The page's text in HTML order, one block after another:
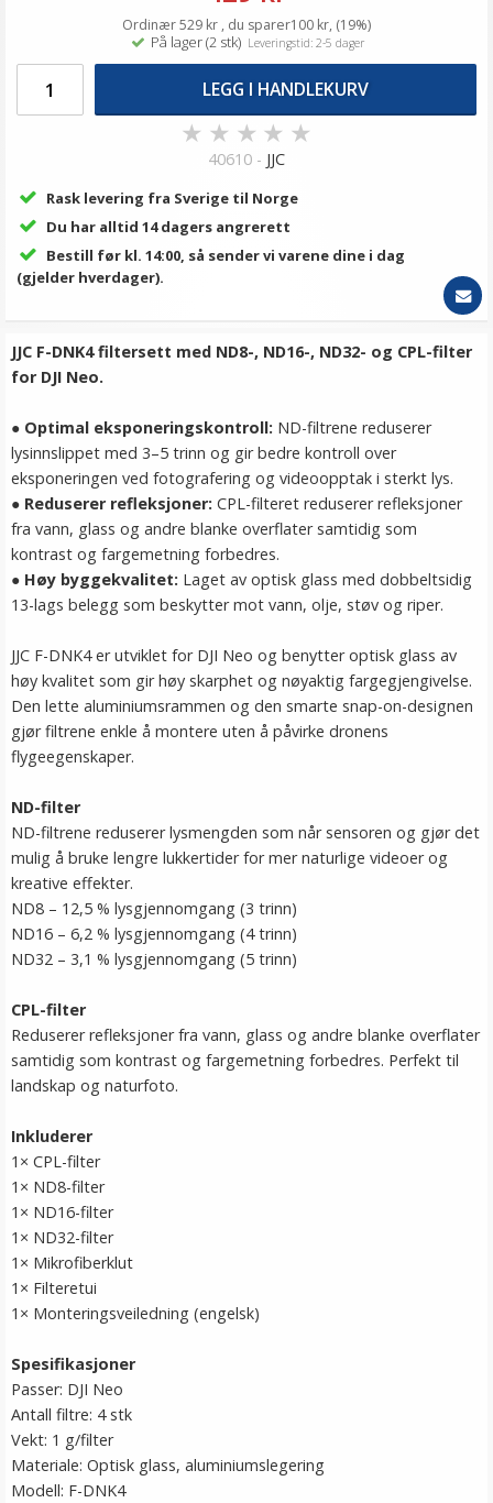
Ordinær 529 kr , du sparer100 kr, (19%)
På lager (2 stk)Leveringstid: 2-5 dager
LEGG I HANDLEKURV
★ ★ ★ ★ ★
40610 - JJC
Rask levering fra Sverige til Norge
Du har alltid 14 dagers angrerett
Bestill før kl. 14:00, så sender vi varene dine i dag
(gjelder hverdager).
JJC F-DNK4 filtersett med ND8-, ND16-, ND32- og CPL-filter
for DJI Neo.
● Optimal eksponeringskontroll: ND-filtrene reduserer
lysinnslippet med 3–5 trinn og gir bedre kontroll over
eksponeringen ved fotografering og videoopptak i sterkt lys.
● Reduserer refleksjoner: CPL-filteret reduserer refleksjoner
fra vann, glass og andre blanke overflater samtidig som
kontrast og fargemetning forbedres.
● Høy byggekvalitet: Laget av optisk glass med dobbeltsidig
13-lags belegg som beskytter mot vann, olje, støv og riper.
JJC F-DNK4 er utviklet for DJI Neo og benytter optisk glass av
høy kvalitet som gir høy skarphet og nøyaktig fargegjengivelse.
Den lette aluminiumsrammen og den smarte snap-on-designen
gjør filtrene enkle å montere uten å påvirke dronens
flygeegenskaper.
ND-filter
ND-filtrene reduserer lysmengden som når sensoren og gjør det
mulig å bruke lengre lukkertider for mer naturlige videoer og
kreative effekter.
ND8 – 12,5 % lysgjennomgang (3 trinn)
ND16 – 6,2 % lysgjennomgang (4 trinn)
ND32 – 3,1 % lysgjennomgang (5 trinn)
CPL-filter
Reduserer refleksjoner fra vann, glass og andre blanke overflater
samtidig som kontrast og fargemetning forbedres. Perfekt til
landskap og naturfoto.
Inkluderer
1× CPL-filter
1× ND8-filter
1× ND16-filter
1× ND32-filter
1× Mikrofiberklut
1× Filteretui
1× Monteringsveiledning (engelsk)
Spesifikasjoner
Passer: DJI Neo
Antall filtre: 4 stk
Vekt: 1 g/filter
Materiale: Optisk glass, aluminiumslegering
Modell: F-DNK4